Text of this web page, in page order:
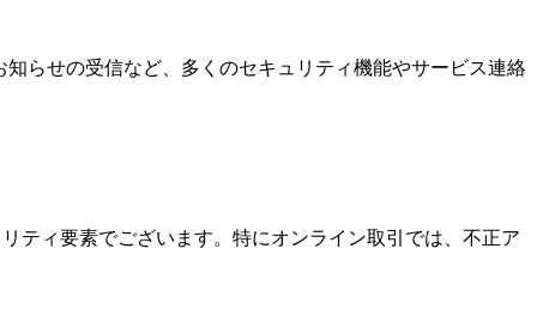
らせの受信など、多くのセキュリティ機能やサービス連絡
ティ要素でございます。特にオンライン取引では、不正ア